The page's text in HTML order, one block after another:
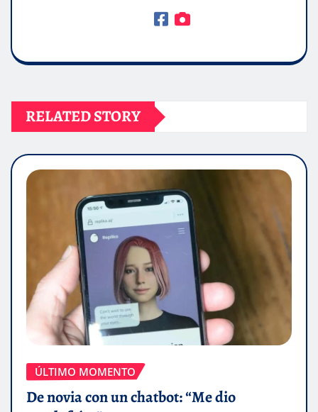
RELATED STORY
ÚLTIMO MOMENTO
De novia con un chatbot: “Me dio